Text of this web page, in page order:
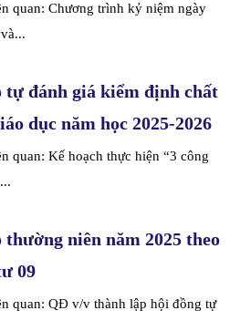
quan: Chương trình kỷ niệm ngày
tự đánh giá kiểm định chất
dục năm học 2025-2026
quan: Kế hoạch thực hiện “3 công
thường niên năm 2025 theo
09
quan: QĐ v/v thành lập hội đồng tự